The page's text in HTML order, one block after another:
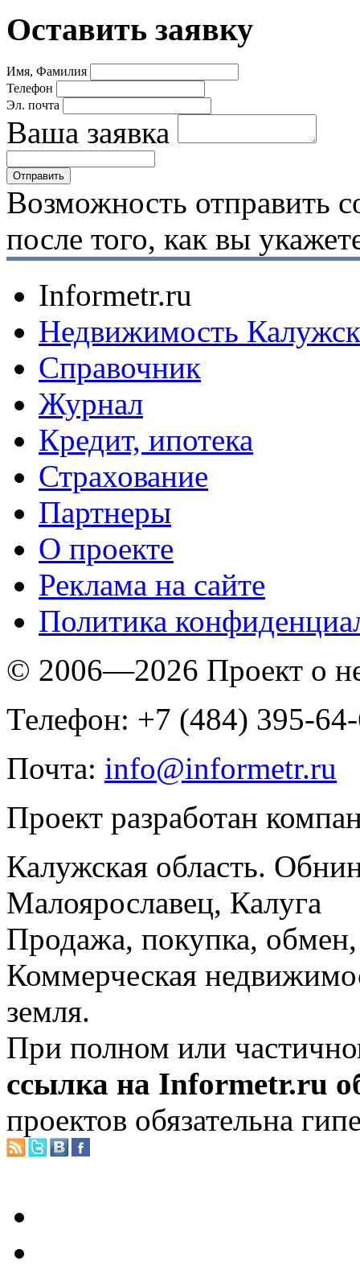
Оставить заявку
Имя, Фамилия
Телефон
Эл. почта
Ваша заявка
Возможность отправить
после того, как вы
Informetr.ru
Недвижимость
Справочник
Журнал
Кредит, ипотека
Страхование
Партнеры
O проекте
Реклама на сайте
Политика
© 2006—2026 Проект о
Телефон: +7 (484) 395-
Почта: info@informetr.ru
Проект разработан
Калужская область.
Малоярославец, Калуга
Продажа, покупка, обмен,
Коммерческая
земля.
При полном или
ссылка на Informetr.ru
проектов обязательна